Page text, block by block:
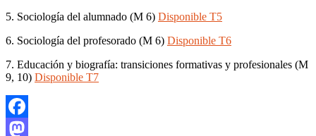
5. Sociología del alumnado (M 6) Disponible T5
6. Sociología del profesorado (M 6) Disponible T6
7. Educación y biografía: transiciones formativas y profesionales (M
9, 10) Disponible T7
Facebook